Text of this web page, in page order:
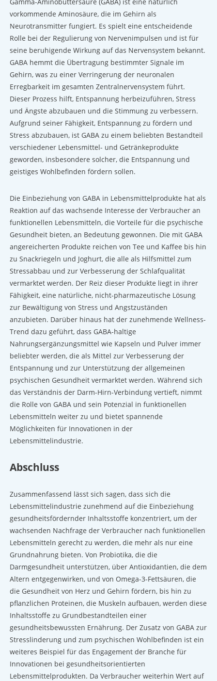
vorkommende Aminosäure, die im Gehirn als
Neurotransmitter fungiert. Es spielt eine entscheidende
Rolle bei der Regulierung von Nervenimpulsen und ist für
seine beruhigende Wirkung auf das Nervensystem bekannt.
GABA hemmt die Übertragung bestimmter Signale im
Gehirn, was zu einer Verringerung der neuronalen
Erregbarkeit im gesamten Zentralnervensystem führt.
Dieser Prozess hilft, Entspannung herbeizuführen, Stress
und Ängste abzubauen und die Stimmung zu verbessern.
Aufgrund seiner Fähigkeit, Entspannung zu fördern und
Stress abzubauen, ist GABA zu einem beliebten Bestandteil
verschiedener Lebensmittel- und Getränkeprodukte
geworden, insbesondere solcher, die Entspannung und
geistiges Wohlbefinden fördern sollen.
Die Einbeziehung von GABA in Lebensmittelprodukte hat als
Reaktion auf das wachsende Interesse der Verbraucher an
funktionellen Lebensmitteln, die Vorteile für die psychische
Gesundheit bieten, an Bedeutung gewonnen. Die mit GABA
angereicherten Produkte reichen von Tee und Kaffee bis hin
zu Snackriegeln und Joghurt, die alle als Hilfsmittel zum
Stressabbau und zur Verbesserung der Schlafqualität
vermarktet werden. Der Reiz dieser Produkte liegt in ihrer
Fähigkeit, eine natürliche, nicht-pharmazeutische Lösung
zur Bewältigung von Stress und Angstzuständen
anzubieten. Darüber hinaus hat der zunehmende Wellness-
Trend dazu geführt, dass GABA-haltige
Nahrungsergänzungsmittel wie Kapseln und Pulver immer
beliebter werden, die als Mittel zur Verbesserung der
Entspannung und zur Unterstützung der allgemeinen
psychischen Gesundheit vermarktet werden. Während sich
das Verständnis der Darm-Hirn-Verbindung vertieft, nimmt
die Rolle von GABA und sein Potenzial in funktionellen
Lebensmitteln weiter zu und bietet spannende
Möglichkeiten für Innovationen in der
Lebensmittelindustrie.
Abschluss
Zusammenfassend lässt sich sagen, dass sich die
Lebensmittelindustrie zunehmend auf die Einbeziehung
gesundheitsfördernder Inhaltsstoffe konzentriert, um der
wachsenden Nachfrage der Verbraucher nach funktionellen
Lebensmitteln gerecht zu werden, die mehr als nur eine
Grundnahrung bieten. Von Probiotika, die die
Darmgesundheit unterstützen, über Antioxidantien, die dem
Altern entgegenwirken, und von Omega-3-Fettsäuren, die
die Gesundheit von Herz und Gehirn fördern, bis hin zu
pflanzlichen Proteinen, die Muskeln aufbauen, werden diese
Inhaltsstoffe zu Grundbestandteilen einer
gesundheitsbewussten Ernährung. Der Zusatz von GABA zur
Stresslinderung und zum psychischen Wohlbefinden ist ein
weiteres Beispiel für das Engagement der Branche für
Innovationen bei gesundheitsorientierten
Lebensmittelprodukten. Da Verbraucher weiterhin Wert auf